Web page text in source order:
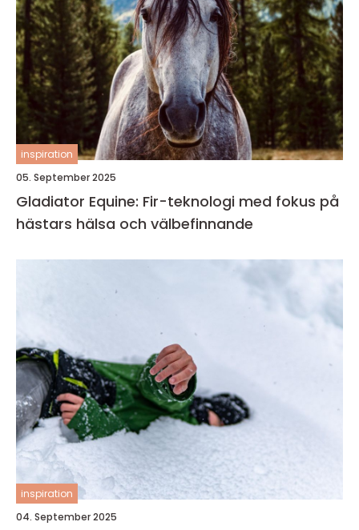
inspiration
05. September 2025
Gladiator Equine: Fir-teknologi med fokus på
hästars hälsa och välbefinnande
inspiration
04. September 2025